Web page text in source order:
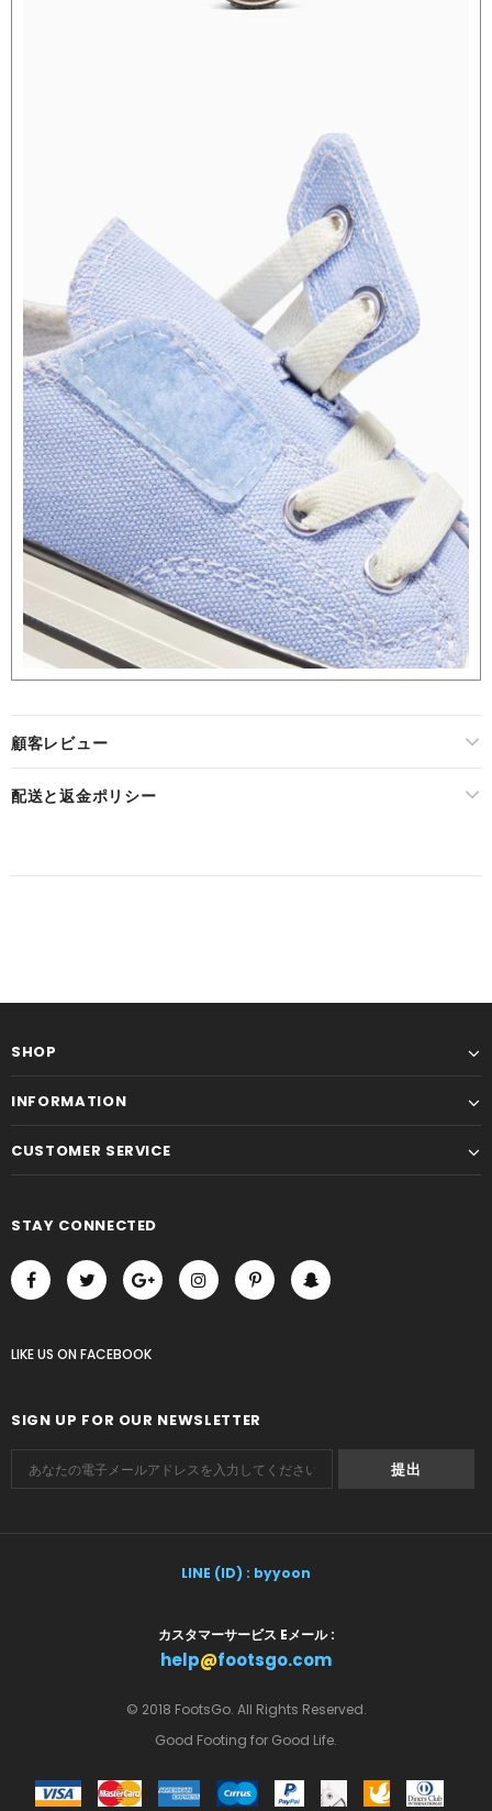
顧客レビュー
配送と返金ポリシー
SHOP
INFORMATION
CUSTOMER SERVICE
STAY CONNECTED
LIKE US ON FACEBOOK
SIGN UP FOR OUR NEWSLETTER
LINE (ID) : byyoon
カスタマーサービス Eメール :
help@footsgo.com
© 2018 FootsGo. All Rights Reserved.
Good Footing for Good Life.